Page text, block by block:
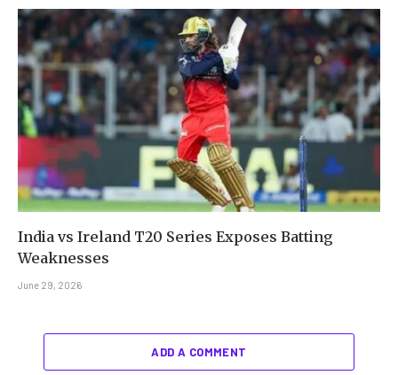
India vs Ireland T20 Series Exposes Batting
Weaknesses
June 29, 2026
ADD A COMMENT